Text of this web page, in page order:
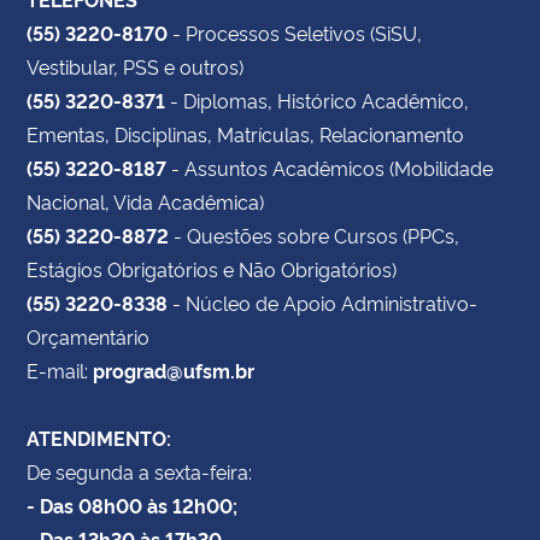
Documentação;
05 vagas destinadas à Comissão de Análise
05 vagas destinadas à Comissão de
Vagas que, porventura, não sejam preenchidas
de
serviço. Será reservado o percentual de até 10% de
vagas em cada comissão para ser preenchido,
(55) 3220-8170 - Processos Seletivos (SiSU,
Vestibular, PSS e outros)
(55) 3220-8371 - Diplomas, Histórico Acadêmico,
Ementas, Disciplinas, Matrículas, Relacionamento
(55) 3220-8187 - Assuntos Acadêmicos (Mobilidade
Nacional, Vida Acadêmica)
(55) 3220-8872 - Questões sobre Cursos (PPCs,
Estágios Obrigatórios e Não Obrigatórios)
(55) 3220-8338 - Núcleo de Apoio Administrativo-
Orçamentário
E-mail: prograd@ufsm.br
ATENDIMENTO:
De segunda a sexta-feira:
- Das 08h00 às 12h00;